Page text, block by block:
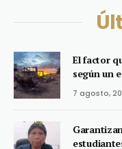
El factor
según un
7 agosto,